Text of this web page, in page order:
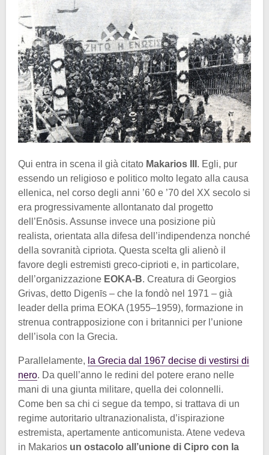
Qui entra in scena il già citato Makarios III . Egli, pur
essendo un religioso e politico molto legato alla causa
ellenica, nel corso degli anni ’60 e ’70 del XX secolo si
era progressivamente allontanato dal progetto
dell’Enōsis. Assunse invece una posizione più
realista, orientata alla difesa dell’indipendenza nonché
della sovranità cipriota. Questa scelta gli alienò il
favore degli estremisti greco-ciprioti e, in particolare,
dell’organizzazione EOKA-B. Creatura di Georgios
Grivas, detto Digenīs – che la fondò nel 1971 – già
leader della prima EOKA (1955–1959), formazione in
strenua contrapposizione con i britannici per l’unione
dell’isola con la Grecia.
Parallelamente, la Grecia dal 1967 decise di vestirsi di
nero. Da quell’anno le redini del potere erano nelle
mani di una giunta militare, quella dei colonnelli.
Come ben sa chi ci segue da tempo, si trattava di un
regime autoritario ultranazionalista, d’ispirazione
estremista, apertamente anticomunista. Atene vedeva
in Makarios un ostacolo all’unione di Cipro con la